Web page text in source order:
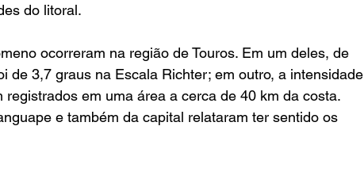
do litoral.
ocorreram na região de Touros. Em um deles, de
de 3,7 graus na Escala Richter; em outro, a intensidade
registrados em uma área a cerca de 40 km da costa.
e também da capital relataram ter sentido os